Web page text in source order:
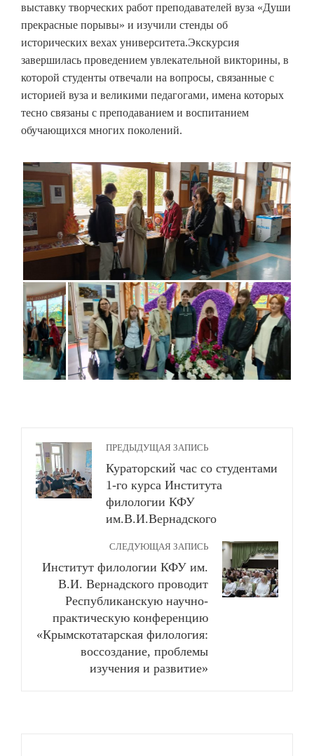
выставку творческих работ преподавателей вуза «Души
прекрасные порывы» и изучили стенды об
исторических вехах университета.Экскурсия
завершилась проведением увлекательной викторины, в
которой студенты отвечали на вопросы, связанные с
историей вуза и великими педагогами, имена которых
тесно связаны с преподаванием и воспитанием
обучающихся многих поколений.
ПРЕДЫДУЩАЯ ЗАПИСЬ
Кураторский час со студентами
1-го курса Института
филологии КФУ
им.В.И.Вернадского
СЛЕДУЮЩАЯ ЗАПИСЬ
Институт филологии КФУ им.
В.И. Вернадского проводит
Республиканскую научно-
практическую конференцию
«Крымскотатарская филология:
воссоздание, проблемы
изучения и развитие»